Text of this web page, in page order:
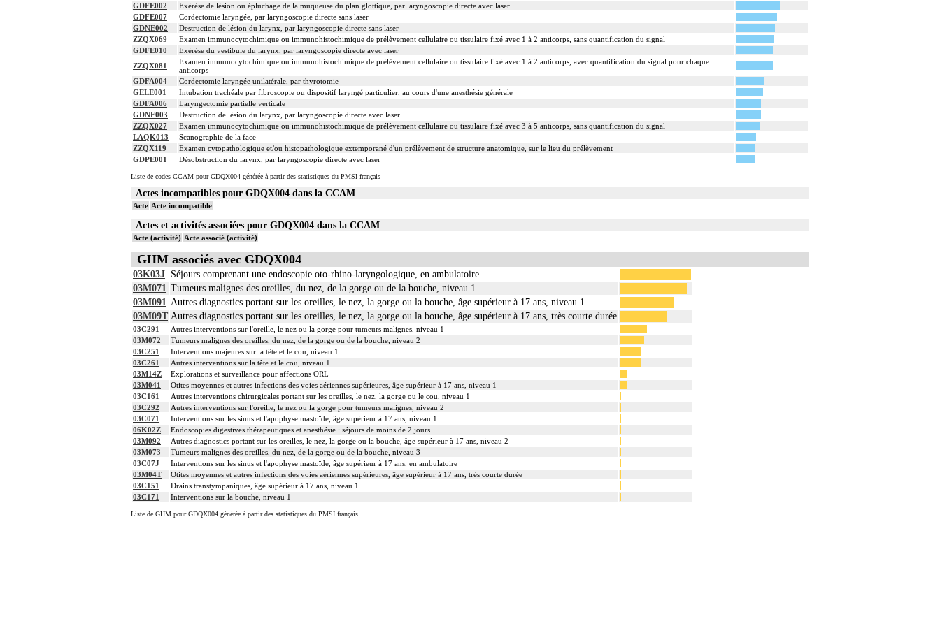
6
Les actes sur le thorax, par thoracotomie incluent l'évacuation de collection intrathoracique associée, la pose de drain pleural et/ou péricardique.
GDFE002
Exérèse de lésion ou épluchage de la muqueuse du plan glottique, par laryngoscopie directe avec laser
GDFE007
Cordectomie laryngée, par laryngoscopie directe sans laser
GDNE002
Destruction de lésion du larynx, par laryngoscopie directe sans laser
ZZQX069
Examen immunocytochimique ou immunohistochimique de prélèvement cellulaire ou tissulaire fixé avec 1 à 2 anticorps, sans quantification du signal
GDFE010
Exérèse du vestibule du larynx, par laryngoscopie directe avec laser
ZZQX081
Examen immunocytochimique ou immunohistochimique de prélèvement cellulaire ou tissulaire fixé avec 1 à 2 anticorps, avec quantification du signal pour chaque
anticorps
GDFA004
Cordectomie laryngée unilatérale, par thyrotomie
GELE001
Intubation trachéale par fibroscopie ou dispositif laryngé particulier, au cours d'une anesthésie générale
GDFA006
Laryngectomie partielle verticale
GDNE003
Destruction de lésion du larynx, par laryngoscopie directe avec laser
ZZQX027
Examen immunocytochimique ou immunohistochimique de prélèvement cellulaire ou tissulaire fixé avec 3 à 5 anticorps, sans quantification du signal
LAQK013
Scanographie de la face
ZZQX119
Examen cytopathologique et/ou histopathologique extemporané d'un prélèvement de structure anatomique, sur le lieu du prélèvement
GDPE001
Désobstruction du larynx, par laryngoscopie directe avec laser
Liste de codes CCAM pour GDQX004 générée à partir des statistiques du PMSI français
Actes incompatibles pour GDQX004 dans la CCAM
Acte Acte incompatible
Actes et activités associées pour GDQX004 dans la CCAM
Acte (activité) Acte associé (activité)
GHM associés avec GDQX004
03K03J Séjours comprenant une endoscopie oto-rhino-laryngologique, en ambulatoire
03M071 Tumeurs malignes des oreilles, du nez, de la gorge ou de la bouche, niveau 1
03M091 Autres diagnostics portant sur les oreilles, le nez, la gorge ou la bouche, âge supérieur à 17 ans, niveau 1
03M09T Autres diagnostics portant sur les oreilles, le nez, la gorge ou la bouche, âge supérieur à 17 ans, très courte durée
03C291
Autres interventions sur l'oreille, le nez ou la gorge pour tumeurs malignes, niveau 1
03M072
Tumeurs malignes des oreilles, du nez, de la gorge ou de la bouche, niveau 2
03C251
Interventions majeures sur la tête et le cou, niveau 1
03C261
Autres interventions sur la tête et le cou, niveau 1
03M14Z
Explorations et surveillance pour affections ORL
03M041
Otites moyennes et autres infections des voies aériennes supérieures, âge supérieur à 17 ans, niveau 1
03C161
Autres interventions chirurgicales portant sur les oreilles, le nez, la gorge ou le cou, niveau 1
03C292
Autres interventions sur l'oreille, le nez ou la gorge pour tumeurs malignes, niveau 2
03C071
Interventions sur les sinus et l'apophyse mastoïde, âge supérieur à 17 ans, niveau 1
06K02Z
Endoscopies digestives thérapeutiques et anesthésie : séjours de moins de 2 jours
03M092
Autres diagnostics portant sur les oreilles, le nez, la gorge ou la bouche, âge supérieur à 17 ans, niveau 2
03M073
Tumeurs malignes des oreilles, du nez, de la gorge ou de la bouche, niveau 3
03C07J
Interventions sur les sinus et l'apophyse mastoïde, âge supérieur à 17 ans, en ambulatoire
03M04T
Otites moyennes et autres infections des voies aériennes supérieures, âge supérieur à 17 ans, très courte durée
03C151
Drains transtympaniques, âge supérieur à 17 ans, niveau 1
03C171
Interventions sur la bouche, niveau 1
Liste de GHM pour GDQX004 générée à partir des statistiques du PMSI français